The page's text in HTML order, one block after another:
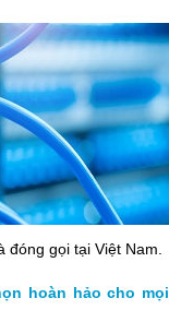
gọi tại Việt Nam.
hoàn hảo cho mọi